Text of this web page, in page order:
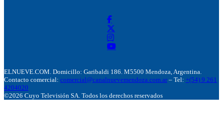
ELNUEVE.COM. Domicillo: Garibaldi 186. M5500 Mendoza, Argentina.
Contacto comercial: comercial@canalnuevemendoza.com.ar – Tel: +(54) 9 261
4204020
©2026 Cuyo Televisión SA. Todos los derechos reservados